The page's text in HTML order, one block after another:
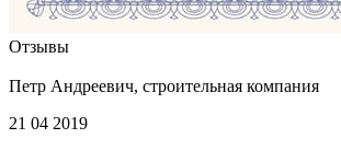
Отзывы
Петр Андреевич, строительная компания
21 04 2019